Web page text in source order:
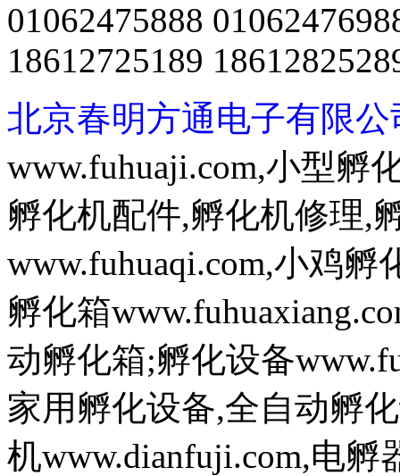
01062475888
18612725189
北京春明方通电子有限公
www.fuhuaji.com,小型孵
孵化机配件,孵化机修理,
www.fuhuaqi.com,小鸡
孵化箱
动孵化箱;孵化设备
家用孵化设备,全自动孵
机www.dianfuji.com,电